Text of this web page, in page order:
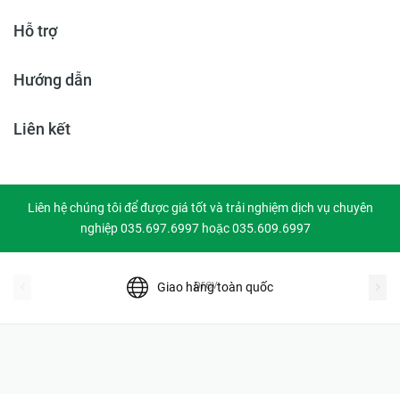
Hỗ trợ
Hướng dẫn
Liên kết
Liên hệ chúng tôi để được giá tốt và trải nghiệm dịch vụ chuyên
nghiệp 035.697.6997 hoặc 035.609.6997
Giao hàng toàn quốc
prev